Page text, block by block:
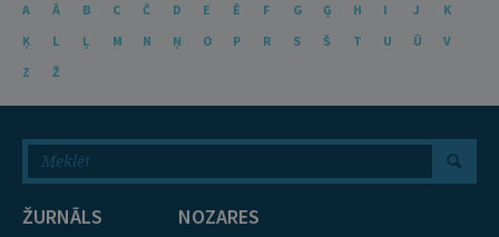
A Ā B C Č D E Ē F G Ģ H I J
K
Ķ
L Ļ M N Ņ O P R S Š T U Ū
V
Z
Ž
ŽURNĀLS NOZARES